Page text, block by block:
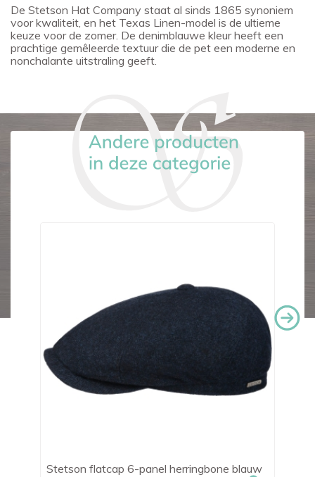
De Stetson Hat Company staat al sinds 1865 synoniem
voor kwaliteit, en het Texas Linen-model is de ultieme
keuze voor de zomer. De denimblauwe kleur heeft een
prachtige gemêleerde textuur die de pet een moderne en
nonchalante uitstraling geeft.
Stetson flatcap 6-panel herringbone blauw